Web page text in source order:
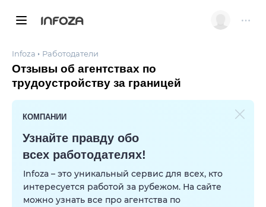
INFOZA
Infoza Работодатели
Отзывы об агентствах по
трудоустройству за границей
КОМПАНИИ
Узнайте правду обо
всех работодателях!
Infoza – это уникальный сервис для всех, кто
интересуется работой за рубежом. На сайте
можно узнать все про агентства по